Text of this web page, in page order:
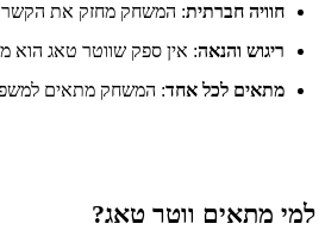
חוויה חברתית: המשחק מחזק את הקשר
ריגוש והנאה: אין ספק שווטר טאג הוא
מתאים לכל אחד: המשחק מתאים
למי מתאים ווטר טאג?